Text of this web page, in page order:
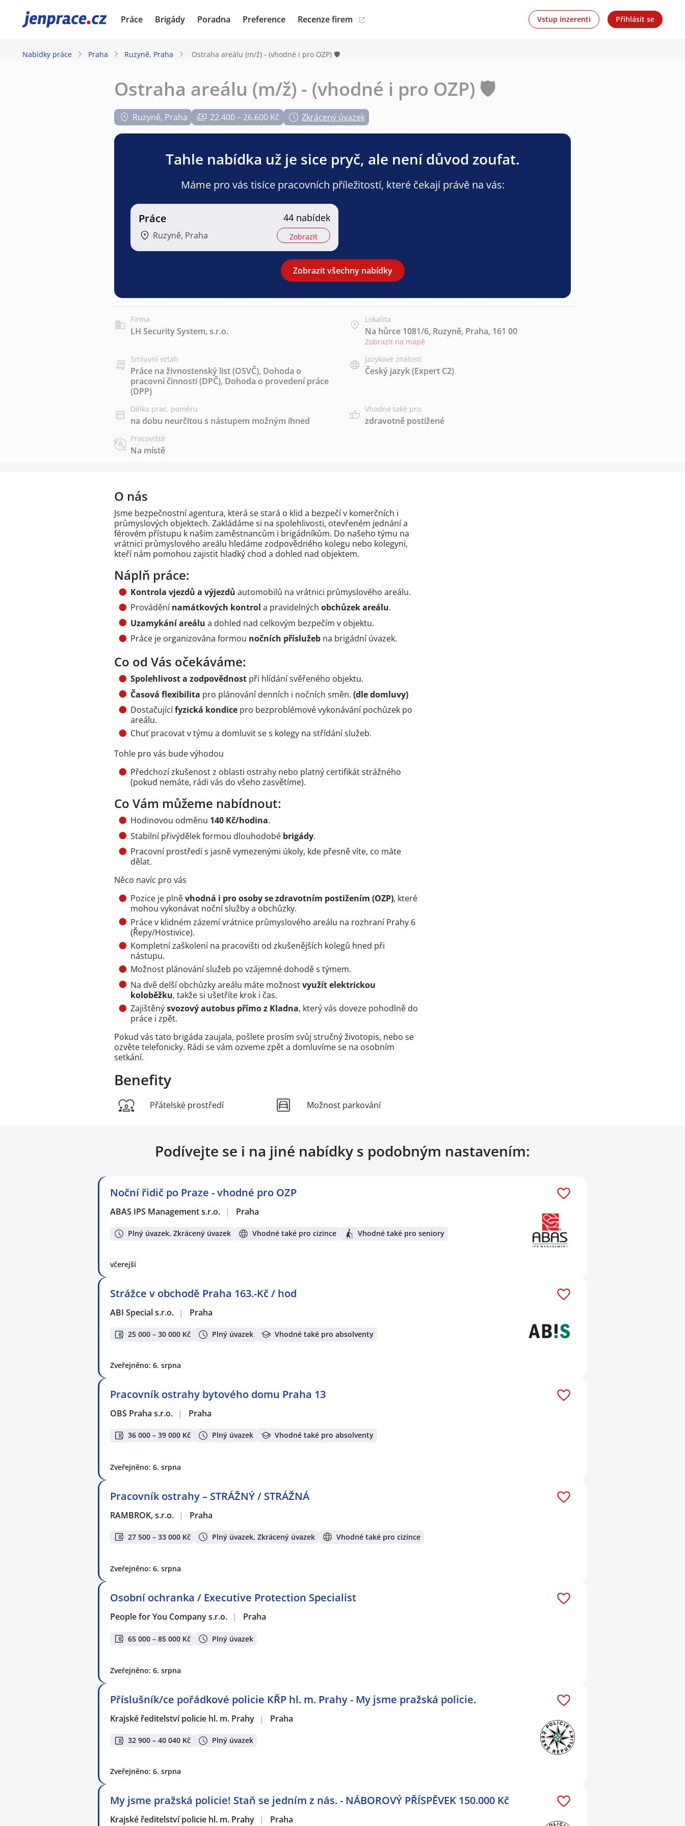
JenPráce.cz Práce Brigády Poradna Preference Recenze firem Vstup inzerenti Přihlásit se
Nabídky práce Praha Ruzyně, Praha Ostraha areálu (m/ž) - (vhodné i pro OZP) 🛡️
Ostraha areálu (m/ž) - (vhodné i pro OZP) 🛡️
Ruzyně, Praha 22.400 – 26.600 Kč Zkrácený úvazek
Tahle nabídka už je sice pryč, ale není důvod zoufat.
Máme pro vás tisíce pracovních příležitostí, které čekají právě na vás:
Práce
Ruzyně, Praha
44 nabídek
Zobrazit
Zobrazit všechny nabídky
Firma
LH Security System, s.r.o.
Lokalita
Na hůrce 1081/6, Ruzyně, Praha, 161 00
Zobrazit na mapě
Smluvní vztah
Práce na živnostenský list (OSVČ), Dohoda o
pracovní činnosti (DPČ), Dohoda o provedení práce
(DPP)
Jazykové znalosti
Český jazyk(Expert C2)
Délka prac. poměru
na dobu neurčitou s nástupem možným ihned
Vhodné také pro
zdravotně postižené
Pracoviště
Na místě
O nás
Jsme bezpečnostní agentura, která se stará o klid a bezpečí v komerčních i
průmyslových objektech. Zakládáme si na spolehlivosti, otevřeném jednání a
férovém přístupu k našim zaměstnancům i brigádníkům. Do našeho týmu na
vrátnici průmyslového areálu hledáme zodpovědného kolegu nebo kolegyni,
kteří nám pomohou zajistit hladký chod a dohled nad objektem.
Náplň práce:
Kontrola vjezdů a výjezdů automobilů na vrátnici průmyslového areálu.
Prováděnínamátkových kontrol a pravidelných obchůzek areálu.
Uzamykání areálu a dohled nad celkovým bezpečím v objektu.
Práce je organizována formou nočních příslužeb na brigádní úvazek.
Co od Vás očekáváme:
Spolehlivost a zodpovědnost při hlídání svěřeného objektu.
Časová flexibilita pro plánování denních i nočních směn. (dle domluvy)
Dostačujícífyzická kondice pro bezproblémové vykonávání pochůzek po
areálu.
Chuť pracovat v týmu a domluvit se s kolegy na střídání služeb.
Tohle pro vás bude výhodou
Předchozí zkušenost z oblasti ostrahy nebo platný certifikát strážného
(pokud nemáte, rádi vás do všeho zasvětíme).
Co Vám můžeme nabídnout:
Hodinovou odměnu 140 Kč/hodina.
Stabilní přivýdělek formou dlouhodobé brigády.
Pracovní prostředí s jasně vymezenými úkoly, kde přesně víte, co máte
dělat.
Něco navíc pro vás
Pozice je plněvhodná i pro osoby se zdravotním postižením (OZP), které
mohou vykonávat noční služby a obchůzky.
Práce v klidném zázemí vrátnice průmyslového areálu na rozhraní Prahy 6
(Řepy/Hostivice).
Kompletní zaškolení na pracovišti od zkušenějších kolegů hned při
nástupu.
Možnost plánování služeb po vzájemné dohodě s týmem.
Na dvě delší obchůzky areálu máte možnostvyužít elektrickou
koloběžku, takže si ušetříte krok i čas.
Zajištěnýsvozový autobus přímo z Kladna, který vás doveze pohodlně do
práce i zpět.
Pokud vás tato brigáda zaujala, pošlete prosím svůj stručný životopis, nebo se
ozvěte telefonicky. Rádi se vám ozveme zpět a domluvíme se na osobním
setkání.
Benefity
Přátelské prostředí Možnost parkování
Podívejte se i na jiné nabídky s podobným nastavením:
Noční řidič po Praze - vhodné pro OZP
ABAS IPS Management s.r.o. | Praha
Plný úvazek, Zkrácený úvazek Vhodné také pro cizince Vhodné také pro seniory
včerejší
Strážce v obchodě Praha 163.-Kč / hod
ABI Special s.r.o. | Praha
25 000 – 30 000 Kč Plný úvazek Vhodné také pro absolventy
Zveřejněno: 6. srpna
Pracovník ostrahy bytového domu Praha 13
OBS Praha s.r.o. | Praha
36 000 – 39 000 Kč Plný úvazek Vhodné také pro absolventy
Zveřejněno: 6. srpna
Pracovník ostrahy – STRÁŽNÝ / STRÁŽNÁ
RAMBROK, s.r.o. | Praha
27 500 – 33 000 Kč Plný úvazek, Zkrácený úvazek Vhodné také pro cizince
Zveřejněno: 6. srpna
Osobní ochranka / Executive Protection Specialist
People for You Company s.r.o. | Praha
65 000 – 85 000 Kč Plný úvazek
Zveřejněno: 6. srpna
Příslušník/ce pořádkové policie KŘP hl. m. Prahy - My jsme pražská policie.
Krajské ředitelství policie hl. m. Prahy | Praha
32 900 – 40 040 Kč Plný úvazek
Zveřejněno: 6. srpna
My jsme pražská policie! Staň se jedním z nás. - NÁBOROVÝ PŘÍSPĚVEK 150.000 Kč
Krajské ředitelství policie hl. m. Prahy | Praha